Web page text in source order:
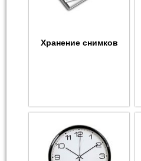
Хранение снимков